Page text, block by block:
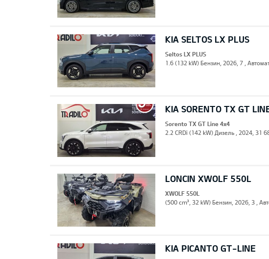
KIA SELTOS LX PLUS
Seltos LX PLUS
1.6 (132 kW) Бензин, 2026, 7 ,
KIA SORENTO TX GT
Sorento TX GT Line 4x4
2.2 CRDi (142 kW) Дизель , 2024, 31
LONCIN XWOLF 550L
XWOLF 550L
(500 cm³, 32 kW) Бензин, 2026, 3 ,
KIA PICANTO GT-LINE